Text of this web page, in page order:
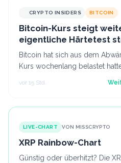
CRYPTO INSIDERS BITCOIN
Bitcoin-Kurs steigt
eigentliche Härtetest
Bitcoin hat sich aus dem
Kurs wochenlang belastet
vor 15 Std.
LIVE-CHART VON MISSCRYPTO
XRP Rainbow-Chart
Günstig oder überhitzt? Die